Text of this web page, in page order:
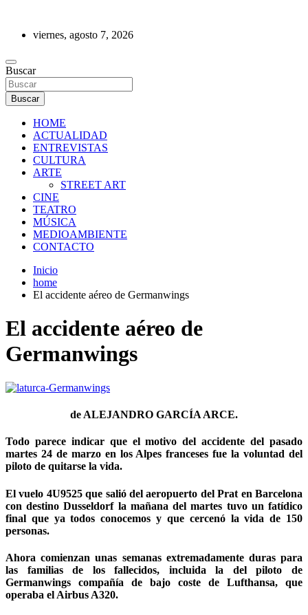
contenidoviernes, agosto 7, 2026
REVISTA DE PRENSA
Buscar
Buscar
HOME
ACTUALIDAD
ENTREVISTAS
CULTURA
ARTE
STREET ART
CINE
TEATRO
MÚSICA
MEDIOAMBIENTE
CONTACTO
Inicio
home
El accidente aéreo de Germanwings
El accidente aéreo de
Germanwings
de ALEJANDRO GARCÍA ARCE.
Todo parece indicar que el motivo del accidente del pasado
martes 24 de marzo en los Alpes franceses fue la voluntad del
piloto de quitarse la vida.
El vuelo 4U9525 que salió del aeropuerto del Prat en Barcelona
con destino Dusseldorf la mañana del martes tuvo un fatídico
final que ya todos conocemos y que cercenó la vida de 150
personas.
Ahora comienzan unas semanas extremadamente duras para
las familias de los fallecidos, incluida la del piloto de
Germanwings compañía de bajo coste de Lufthansa, que
operaba el Airbus A320.